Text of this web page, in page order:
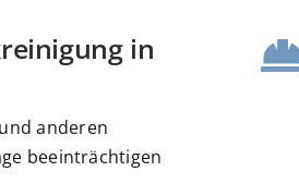
in
anderen
beeinträchtigen